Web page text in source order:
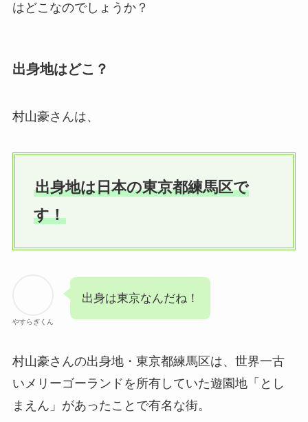
はどこなのでしょうか？
出身地はどこ？
村山豪さんは、
出身地は日本の東京都練馬区で
す！
やすらぎくん
出身は東京なんだね！
村山豪さんの出身地・東京都練馬区は、世界一古
いメリーゴーランドを所有していた遊園地「とし
まえん」があったことで有名な街。